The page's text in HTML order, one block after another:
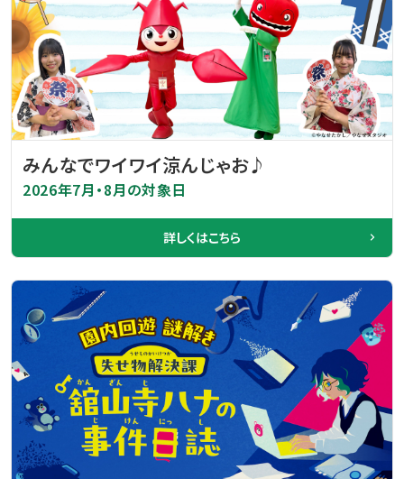
みんなでワイワイ涼んじゃお♪
2026年7月・8月の対象日
詳しくはこちら